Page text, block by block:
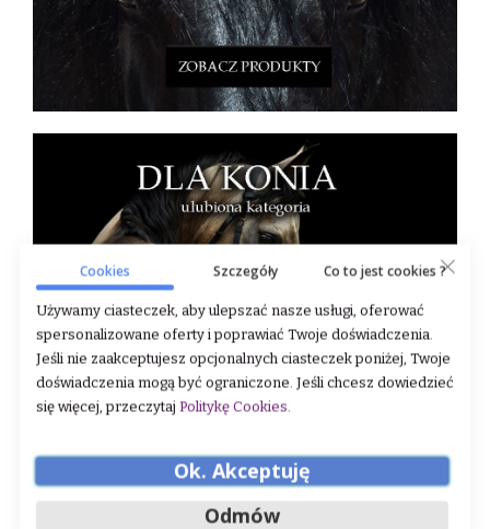
Cookies Szczegóły Co to jest cookies ?
Używamy ciasteczek, aby ulepszać nasze usługi, oferować
spersonalizowane oferty i poprawiać Twoje doświadczenia.
Jeśli nie zaakceptujesz opcjonalnych ciasteczek poniżej, Twoje
doświadczenia mogą być ograniczone. Jeśli chcesz dowiedzieć
się więcej, przeczytaj Politykę Cookies.
Ok. Akceptuję
Odmów